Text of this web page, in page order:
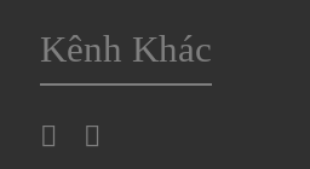
Kênh Khác